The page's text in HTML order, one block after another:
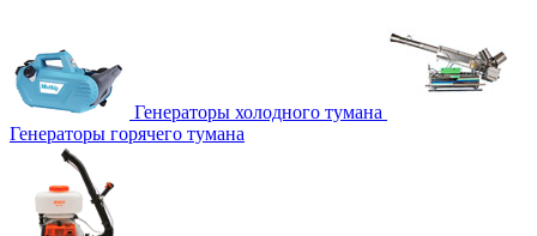
Генераторы холодного тумана
Генераторы горячего тумана